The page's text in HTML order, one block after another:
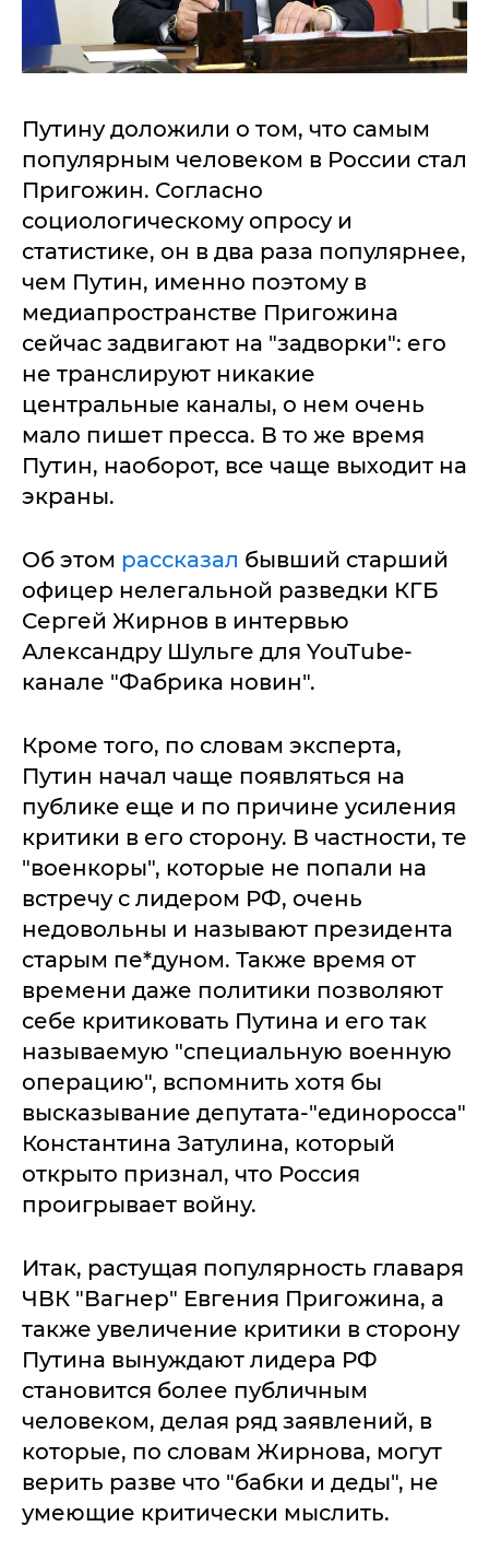
Путину доложили о том, что самым
популярным человеком в России стал
Пригожин. Согласно
социологическому опросу и
статистике, он в два раза популярнее,
чем Путин, именно поэтому в
медиапространстве Пригожина
сейчас задвигают на "задворки": его
не транслируют никакие
центральные каналы, о нем очень
мало пишет пресса. В то же время
Путин, наоборот, все чаще выходит на
экраны.
Об этом рассказал бывший старший
офицер нелегальной разведки КГБ
Сергей Жирнов в интервью
Александру Шульге для YouTube-
канале "Фабрика новин".
Кроме того, по словам эксперта,
Путин начал чаще появляться на
публике еще и по причине усиления
критики в его сторону. В частности, те
"военкоры", которые не попали на
встречу с лидером РФ, очень
недовольны и называют президента
старым пе*дуном. Также время от
времени даже политики позволяют
себе критиковать Путина и его так
называемую "специальную военную
операцию", вспомнить хотя бы
высказывание депутата-"единоросса"
Константина Затулина, который
открыто признал, что Россия
проигрывает войну.
Итак, растущая популярность главаря
ЧВК "Вагнер" Евгения Пригожина, а
также увеличение критики в сторону
Путина вынуждают лидера РФ
становится более публичным
человеком, делая ряд заявлений, в
которые, по словам Жирнова, могут
верить разве что "бабки и деды", не
умеющие критически мыслить.